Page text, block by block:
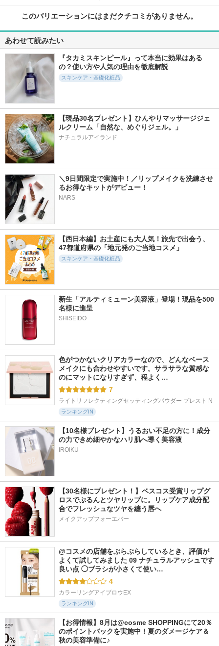
このバリエーションにはまだクチコミがありません。
あわせて読みたい
『タカミスキンピール』って本当に効果はある
の？使い方や人気の理由を徹底解説
スキンケア・基礎化粧品
【現品30名プレゼント】ひんやりマッサージジェ
ルクリーム「自然な、めぐりジェル。」
ナチュラルアイランド
＼9日間限定で実施中！／リップメイクを洗練させ
るお得なキットがデビュー！
NARS
【西日本編】お土産にも大人気！旅先で出会う、
47都道府県の「地元発のご当地コスメ」
スキンケア・基礎化粧品
新生「アルティミューン美容液」登場！現品を500
名様に進呈
SHISEIDO
色がつかないクリアカラーなので、どんなベース
メイクにも合わせやすいです。サラサラな質感な
のにマットになりすぎず、程よく…
7
ライトリフレクティングセッティングパウダー プレスト N
ランキングIN
【10名様プレゼント】うるおい不足の方に！成分
の力できめ細やかなハリ肌へ導く美容液
IROIKU
【30名様にプレゼント！】ベスコス受賞リップグ
ロスでぷるんとツヤリップに。リップケア成分配
合でフレッシュなツヤを纏う唇へ
メイクアップフォーエバー
@コスメの店舗をぶらぶらしているとき、評価が
よくて試してみました 09 ナチュラルアッシュです
良い点 ◯ブラシが小さくて使い…
4
カラーリングアイブロウEX
ランキングIN
【お得情報】8月は@cosme SHOPPINGにて20％
のポイントバックを実施中！夏のダメージケア＆
秋の美容準備に♪